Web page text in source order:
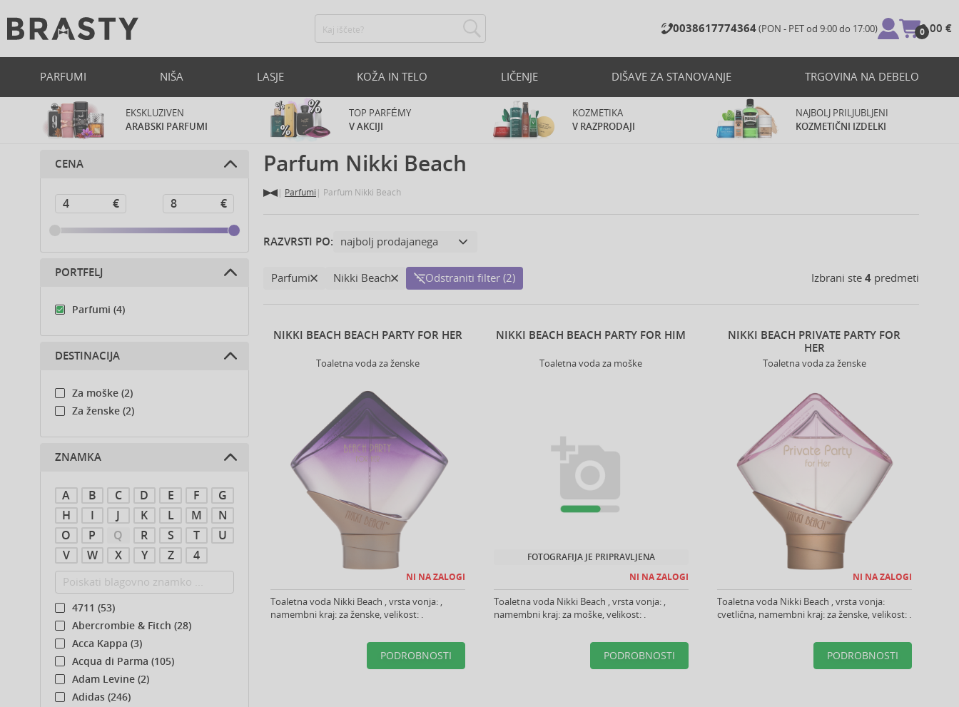
0038617774364(PON - PET od 9:00 do 17:00) 0
0,00 €
PARFUMI NIŠA LASJE KOŽA IN TELO LIČENJE DIŠAVE ZA STANOVANJE TRGOVINA NA DEBELO
EKSKLUZIVEN
ARABSKI PARFUMI
TOP PARFÉMY
V AKCIJI
KOZMETIKA
V RAZPRODAJI
NAJBOLJ PRILJUBLJENI
KOZMETIČNI IZDELKI
Parfum Nikki Beach
Parfumi Parfum Nikki Beach
RAZVRSTI PO:
Izbrani ste 4predmeti
Parfumi Nikki Beach Odstraniti filter (2)
NIKKI BEACH BEACH PARTY FOR HER
Toaletna voda za ženske
NI NA ZALOGI
Toaletna voda Nikki Beach , vrsta vonja: ,
namembni kraj: za ženske, velikost: .
PODROBNOSTI
NIKKI BEACH BEACH PARTY FOR HIM
Toaletna voda za moške
FOTOGRAFIJA JE PRIPRAVLJENA
NI NA ZALOGI
Toaletna voda Nikki Beach , vrsta vonja: ,
namembni kraj: za moške, velikost: .
PODROBNOSTI
NIKKI BEACH PRIVATE PARTY FOR
HER
Toaletna voda za ženske
NI NA ZALOGI
Toaletna voda Nikki Beach , vrsta vonja:
cvetlična, namembni kraj: za ženske, velikost: .
PODROBNOSTI
CENA
PORTFELJ
Parfumi (4)
DESTINACIJA
Za moške (2)
Za ženske (2)
ZNAMKA
A B C D E F
G
H
I J K L M
N
O
P Q R S T
U
V
W X Y Z 4
4711 (53)
Abercrombie & Fitch (28)
Acca Kappa (3)
Acqua di Parma (105)
Adam Levine (2)
Adidas (246)